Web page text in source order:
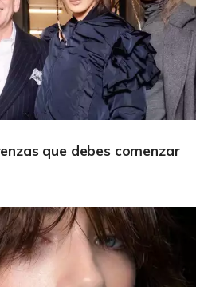
que debes comenzar